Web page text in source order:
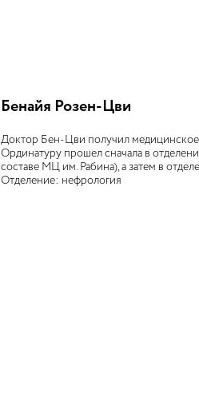
Бенайя Розен-Цви
Доктор Бен-Цви получил медицинское
Ординатуру прошел сначала в
составе МЦ им. Рабина), а затем в
Отделение: нефрология